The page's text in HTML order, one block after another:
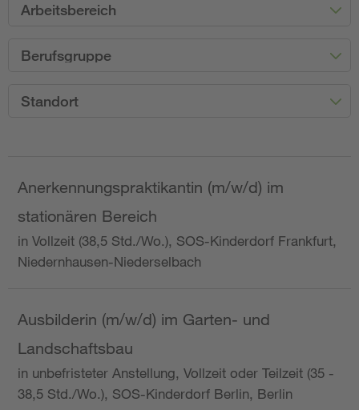
Arbeitsbereich
Berufsgruppe
Standort
Anerkennungspraktikantin (m/w/d) im
stationären Bereich
in Vollzeit (38,5 Std./Wo.), SOS-Kinderdorf Frankfurt,
Niedernhausen-Niederselbach
Ausbilderin (m/w/d) im Garten- und
Landschaftsbau
in unbefristeter Anstellung, Vollzeit oder Teilzeit (35 -
38,5 Std./Wo.), SOS-Kinderdorf Berlin, Berlin